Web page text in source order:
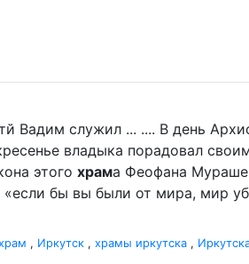
Вадим служил ... .... В день
владыка порадовал
этого храма Феофана
«если бы вы были от мира, мир
, Иркутск , храмы иркутска ,